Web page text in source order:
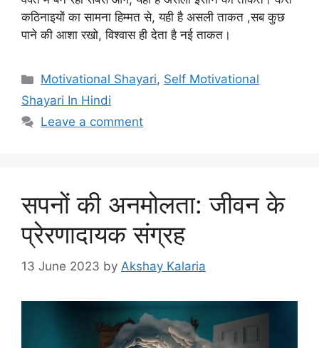
कठिनाइयों का सामना हिम्मत से, यही है असली ताकत ,सब कुछ
पाने की आशा रखो, विश्वास ही देता है नई ताकत।
Categories
Motivational Shayari, Self Motivational
Shayari In Hindi
Leave a comment
सपनों की अनमोलता: जीवन के
प्रेरणादायक संग्रह
13 June 2023 by Akshay Kalaria